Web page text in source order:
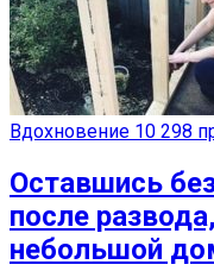
Вдохновение 10 298
Оставшись
после
небольшой